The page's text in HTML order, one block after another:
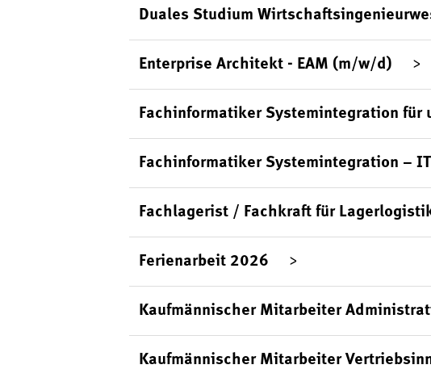
Duales Studium
Enterprise Architekt - EAM (m/w/d)
Fachinformatiker Systemintegration
Fachinformatiker Systemintegration –
Fachlagerist / Fachkraft für
Ferienarbeit 2026
Kaufmännischer Mitarbeiter
Kaufmännischer Mitarbeiter